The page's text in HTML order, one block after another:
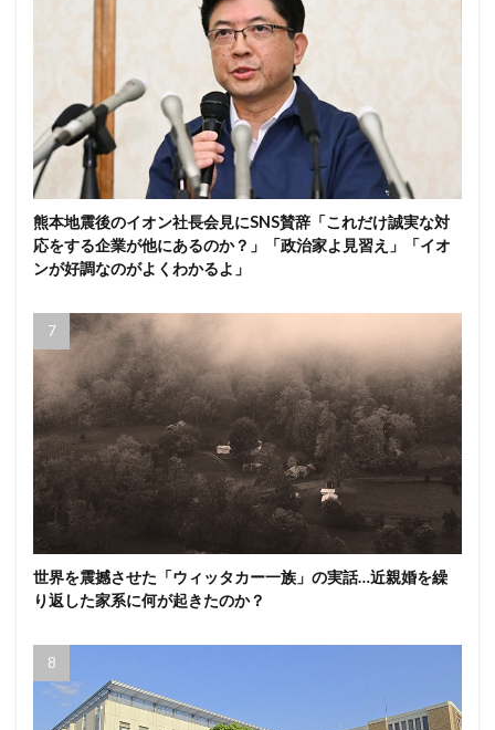
熊本地震後のイオン社長会見にSNS賛辞「これだけ誠実な対
応をする企業が他にあるのか？」「政治家よ見習え」「イオ
ンが好調なのがよくわかるよ」
世界を震撼させた「ウィッタカー一族」の実話…近親婚を繰
り返した家系に何が起きたのか？